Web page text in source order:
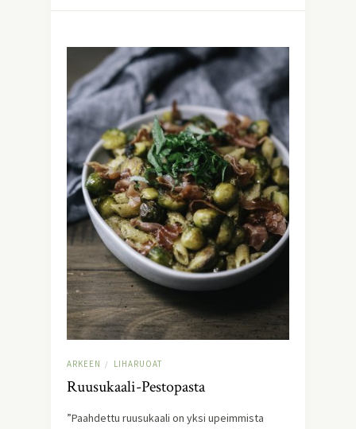
ARKEEN / LIHARUOAT
Ruusukaali-Pestopasta
”Paahdettu ruusukaali on yksi upeimmista